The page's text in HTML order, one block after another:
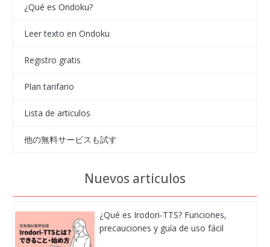
¿Qué es Ondoku?
Leer texto en Ondoku
Registro gratis
Plan tarifario
Lista de articulos
他の無料サービスも試す
Nuevos articulos
¿Qué es Irodori-TTS? Funciones,
precauciones y guía de uso fácil